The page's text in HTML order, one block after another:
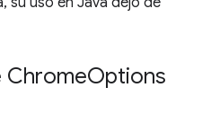
ChromeOptions